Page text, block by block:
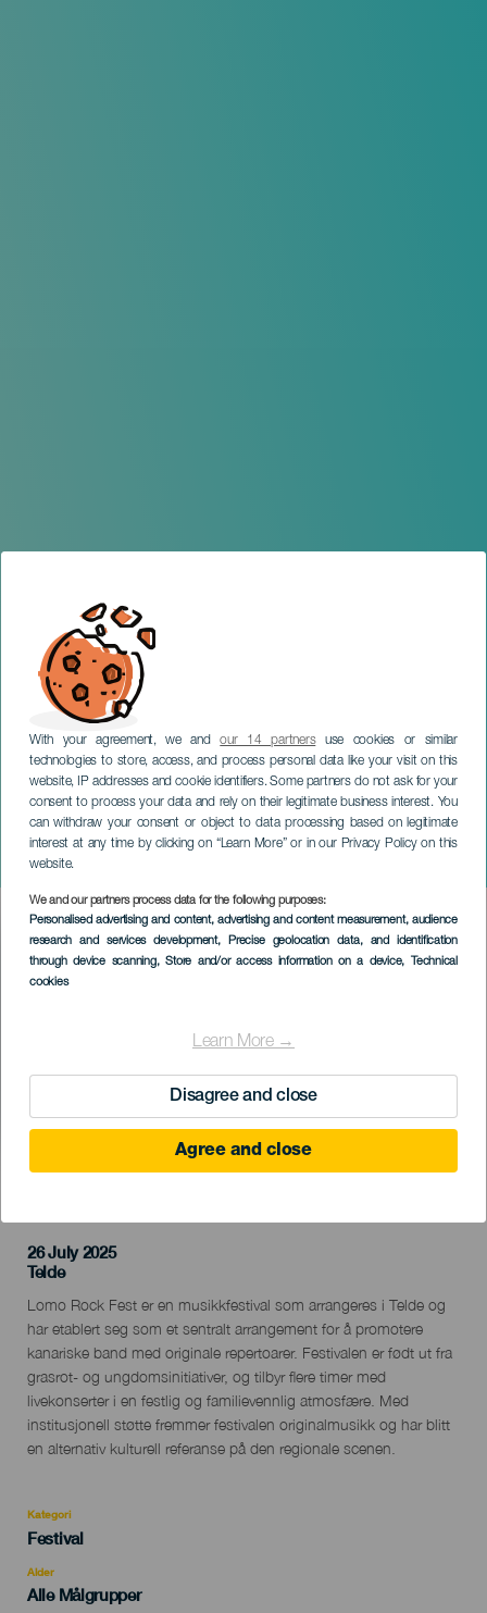
With your agreement, we andour 14 partnersuse cookies or similar
technologies to store, access, and process personal data like your visit on this
website, IP addresses and cookie identifiers. Some partners do not ask for your
consent to process your data and rely on their legitimate business interest. You
can withdraw your consent or object to data processing based on legitimate
interest at any time by clicking on “Learn More” or in our Privacy Policy on this
website.
We and our partners process data for the following purposes:
Personalised advertising and content, advertising and content measurement, audience
research and services development, Precise geolocation data, and identification
through device scanning, Store and/or access information on a device, Technical
cookies
Learn More →
Disagree and close
Agree and close
Lomo Rock Fest
GRAN CANARIA
Imagen
Listado
26 July 2025
Localidad
Telde
Descripción
del
evento
Lomo Rock Fest er en musikkfestival som arrangeres i Telde og
har etablert seg som et sentralt arrangement for å promotere
kanariske band med originale repertoarer. Festivalen er født ut fra
grasrot- og ungdomsinitiativer, og tilbyr flere timer med
livekonserter i en festlig og familievennlig atmosfære. Med
institusjonell støtte fremmer festivalen originalmusikk og har blitt
en alternativ kulturell referanse på den regionale scenen.
Kategori
Categoría
evento
Festival
Alder
Edad
Alle Målgrupper